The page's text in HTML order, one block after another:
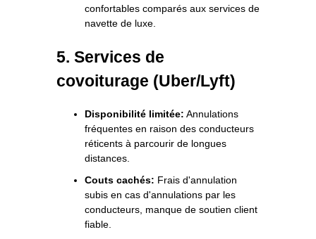
confortables comparés aux services de
navette de luxe.
5. Services de
covoiturage (Uber/Lyft)
Disponibilité limitée: Annulations
fréquentes en raison des conducteurs
réticents à parcourir de longues
distances.
Couts cachés: Frais d'annulation
subis en cas d'annulations par les
conducteurs, manque de soutien client
fiable.